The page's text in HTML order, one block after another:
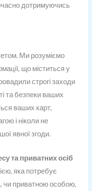
дотримуючись
Ми розуміємо
що міститься у
строгі заходи
та безпеки ваших
ваших карт,
і ніколи не
явної згоди.
та приватних осіб
яка потребує
чи приватною особою,